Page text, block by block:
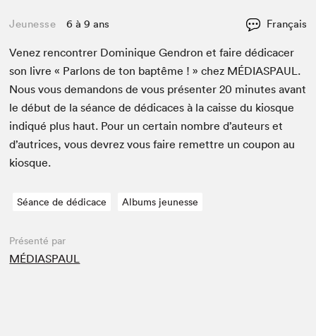
Jeunesse 6 à 9 ans Français
Venez ren­con­tr­er Dominique Gen­dron et faire dédi­cac­er
son livre « Par­lons de ton bap­tême ! » chez MÉDI­AS­PAUL.
Nous vous deman­dons de vous présen­ter20 min­utes avant
le début de la séance de dédi­caces à la caisse du kiosque
indiqué plus haut. Pour un cer­tain nom­bre d’auteurs et
d’autrices, vous devrez vous faire remet­tre un coupon au
kiosque.
Séance de dédicace Albums jeunesse
Présenté par
MÉDIASPAUL